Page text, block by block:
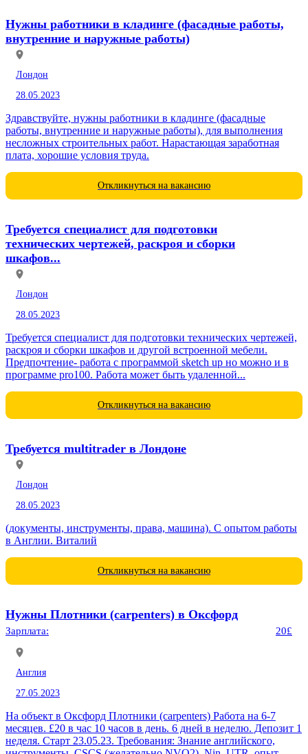
Нужны работники в кладинге (фасадные работы,
внутренние и наружные работы)
Лондон
28.05.2023
Здравствуйте, нужны работники в кладинге (фасадные
работы, внутренние и наружные работы), для выполнения
несложных строительных работ. Нарастающая заработная
плата, хорошие условия труда.
Откликнуться на вакансию
Требуется специалист для подготовки
технических чертежей, раскроя и сборки
шкафов...
Лондон
28.05.2023
Требуется специалист для подготовки технических чертежей,
раскроя и сборки шкафов и другой встроенной мебели.
Предпочтение- работа с программой sketch up но можно и в
программе pro100. Работа может быть удаленной...
Откликнуться на вакансию
Требуется multitrader в Лондоне
Лондон
28.05.2023
(документы, инструменты, права, машина). С опытом работы
в Англии. Виталий
Откликнуться на вакансию
Нужны Плотники (carpenters) в Оксфорд
Зарплата: 20£
Англия
27.05.2023
На объект в Оксфорд Плотники (carpenters) Работа на 6-7
месяцев. £20 в час 10 часов в день. 6 дней в неделю. Депозит 1
неделя. Старт 23.05.23. Требования: Знание английского,